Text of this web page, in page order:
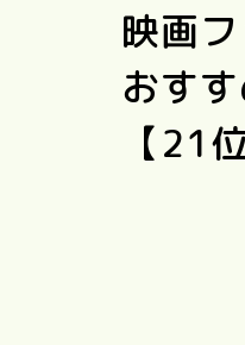
映画
おす
【21